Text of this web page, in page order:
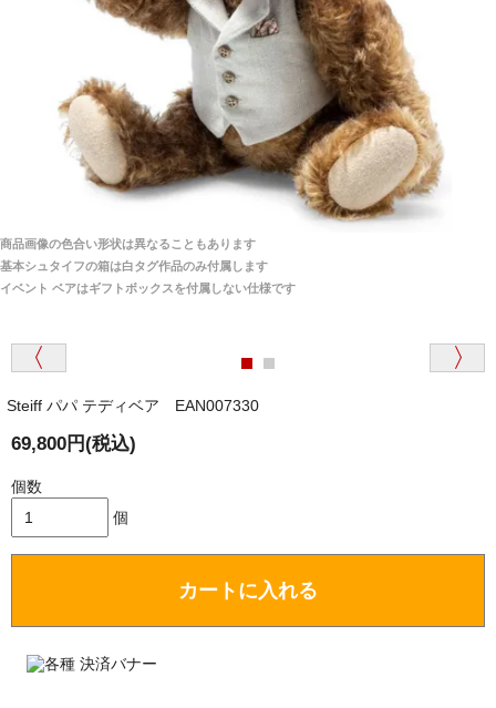
んと届きますか？
ご安心ください！商品は確実にお届けします。
商品は直接海外から届くのですか。受取の際、関税な
どはかかりますか？
商品は全て当店へ入荷させたのち欠品を行いお客様
関税はすべて当店にて処理しますのでお客様のご負担
は一切ありません。
商品が届くまでにはどのくらいの期間がかかります
か？
国内で一度検品をしますので、決済確認後、２～４
週間でのお届けとなります。
（稀に、通関手続き等に時間がかかり、納期が遅れる
ます。）
注文のキャンセルは可能ですか？
お取り寄せ商品となっておりますため、仕入先へ発
埼玉県 S・W 様
「送られる際にメールなどで届けて頂きとても
安心感がありました」
大阪府 Y・W 様 （男性）
「取り扱っているNetショップで一番信用出来
兵庫県 A・K 様 （女性）
「ベアちゃんの紹介分が丁寧に書かれていたこ
「購入してから商品到着までメールを何度か頂
き、対応に誠実さを感じました」
商品画像の色合い形状は異なることもあります
基本シュタイフの箱は白タグ作品のみ付属します
イベント ベアはギフトボックスを付属しない仕様です
Steiff パパ テディベア EAN007330
69,800円(税込)
個数
個
カートに入れる